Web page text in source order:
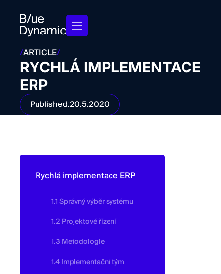
/ARTICLE/
RYCHLÁ IMPLEMENTACE
ERP
Published:20.5.2020
Rychlá implementace ERP
1.1 Správný výběr systému
1.2 Projektové řízení
1.3 Metodologie
1.4 Implementační tým